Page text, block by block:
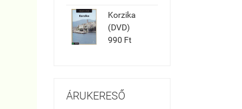
Korzika
(DVD)
990 Ft
ÁRUKERESŐ